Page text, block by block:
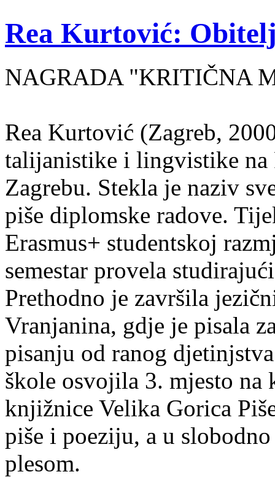
Rea Kurtović:
NAGRADA "KRITIČNA
Rea Kurtović (Zagreb,
talijanistike i lingvistike
Zagrebu. Stekla je naziv
piše diplomske radove.
Erasmus+ studentskoj
semestar provela
Prethodno je završila
Vranjanina, gdje je pisala
pisanju od ranog
škole osvojila 3. mjesto na
knjižnice Velika Gorica
piše i poeziju, a u
plesom.